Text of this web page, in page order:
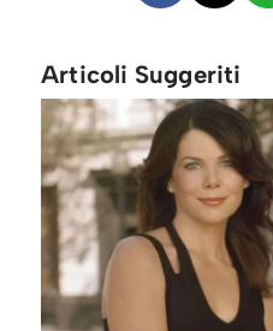
Articoli Suggeriti